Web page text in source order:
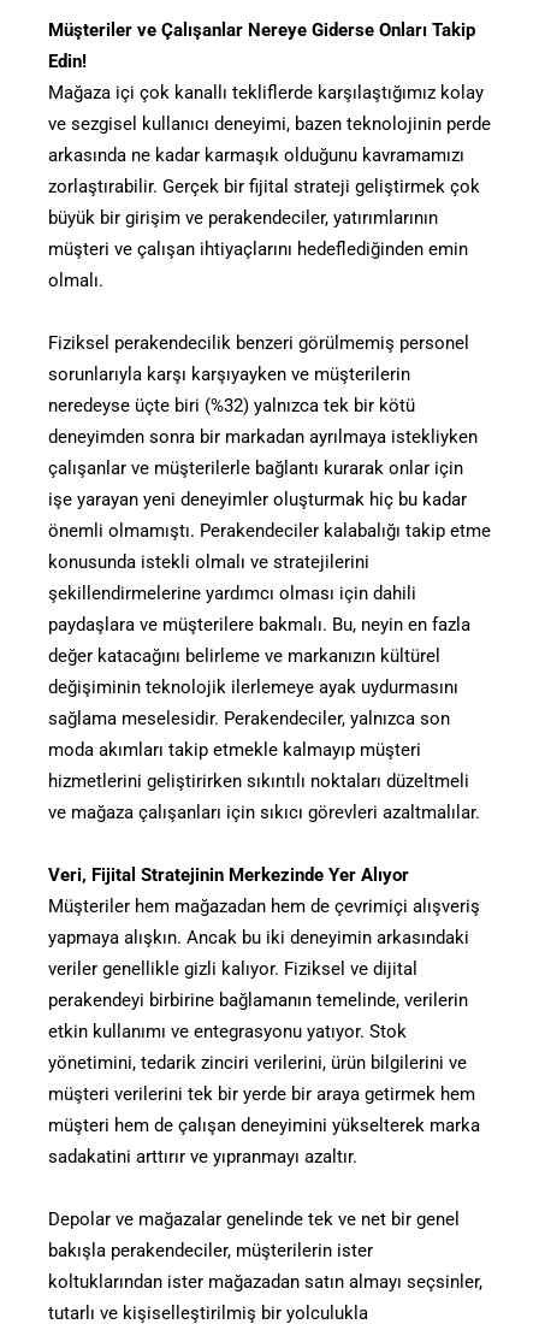
Müşteriler ve Çalışanlar Nereye Giderse Onları Takip
Edin!
Mağaza içi çok kanallı tekliflerde karşılaştığımız kolay
ve sezgisel kullanıcı deneyimi, bazen teknolojinin perde
arkasında ne kadar karmaşık olduğunu kavramamızı
zorlaştırabilir. Gerçek bir fijital strateji geliştirmek çok
büyük bir girişim ve perakendeciler, yatırımlarının
müşteri ve çalışan ihtiyaçlarını hedeflediğinden emin
olmalı.
Fiziksel perakendecilik benzeri görülmemiş personel
sorunlarıyla karşı karşıyayken ve müşterilerin
neredeyse üçte biri (%32) yalnızca tek bir kötü
deneyimden sonra bir markadan ayrılmaya istekliyken
çalışanlar ve müşterilerle bağlantı kurarak onlar için
işe yarayan yeni deneyimler oluşturmak hiç bu kadar
önemli olmamıştı. Perakendeciler kalabalığı takip etme
konusunda istekli olmalı ve stratejilerini
şekillendirmelerine yardımcı olması için dahili
paydaşlara ve müşterilere bakmalı. Bu, neyin en fazla
değer katacağını belirleme ve markanızın kültürel
değişiminin teknolojik ilerlemeye ayak uydurmasını
sağlama meselesidir. Perakendeciler, yalnızca son
moda akımları takip etmekle kalmayıp müşteri
hizmetlerini geliştirirken sıkıntılı noktaları düzeltmeli
ve mağaza çalışanları için sıkıcı görevleri azaltmalılar.
Veri, Fijital Stratejinin Merkezinde Yer Alıyor
Müşteriler hem mağazadan hem de çevrimiçi alışveriş
yapmaya alışkın. Ancak bu iki deneyimin arkasındaki
veriler genellikle gizli kalıyor. Fiziksel ve dijital
perakendeyi birbirine bağlamanın temelinde, verilerin
etkin kullanımı ve entegrasyonu yatıyor. Stok
yönetimini, tedarik zinciri verilerini, ürün bilgilerini ve
müşteri verilerini tek bir yerde bir araya getirmek hem
müşteri hem de çalışan deneyimini yükselterek marka
sadakatini arttırır ve yıpranmayı azaltır.
Depolar ve mağazalar genelinde tek ve net bir genel
bakışla perakendeciler, müşterilerin ister
koltuklarından ister mağazadan satın almayı seçsinler,
tutarlı ve kişiselleştirilmiş bir yolculukla